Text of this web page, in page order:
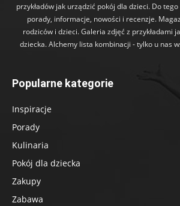
przykładów jak urządzić pokój dla dzieci. Do
porady, informacje, nowości i recenzje.
rodziców i dzieci. Galeria zdjęć z przykładami
dziecka. Alchemy lista kombinacji - tylko u nas
Popularne kategorie
Inspiracje
Porady
Kulinaria
Pokój dla dziecka
Zakupy
Zabawa